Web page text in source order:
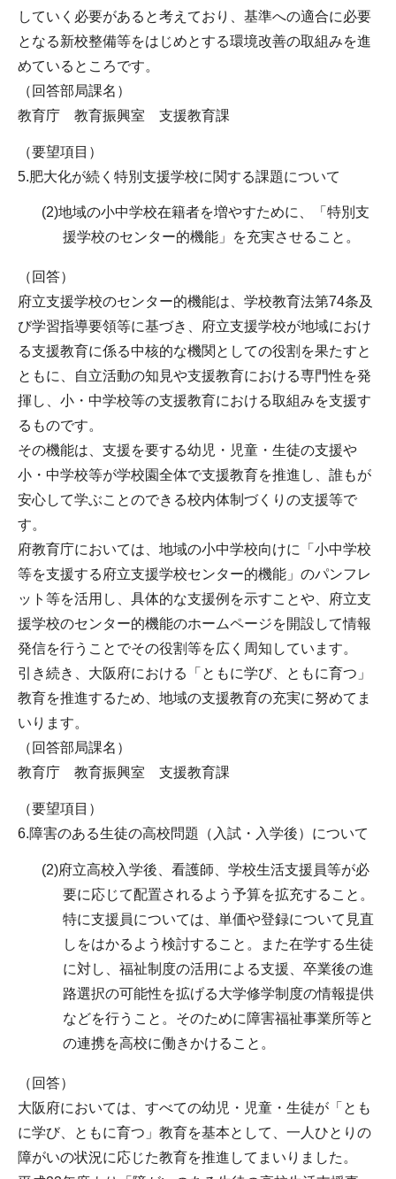
していく必要があると考えており、基準への適合に必要
となる新校整備等をはじめとする環境改善の取組みを進
めているところです。
（回答部局課名）
教育庁 教育振興室 支援教育課
（要望項目）
5.肥大化が続く特別支援学校に関する課題について
(2)地域の小中学校在籍者を増やすために、「特別支
援学校のセンター的機能」を充実させること。
（回答）
府立支援学校のセンター的機能は、学校教育法第74条及
び学習指導要領等に基づき、府立支援学校が地域におけ
る支援教育に係る中核的な機関としての役割を果たすと
ともに、自立活動の知見や支援教育における専門性を発
揮し、小・中学校等の支援教育における取組みを支援す
るものです。
その機能は、支援を要する幼児・児童・生徒の支援や
小・中学校等が学校園全体で支援教育を推進し、誰もが
安心して学ぶことのできる校内体制づくりの支援等で
す。
府教育庁においては、地域の小中学校向けに「小中学校
等を支援する府立支援学校センター的機能」のパンフレ
ット等を活用し、具体的な支援例を示すことや、府立支
援学校のセンター的機能のホームページを開設して情報
発信を行うことでその役割等を広く周知しています。
引き続き、大阪府における「ともに学び、ともに育つ」
教育を推進するため、地域の支援教育の充実に努めてま
いります。
（回答部局課名）
教育庁 教育振興室 支援教育課
（要望項目）
6.障害のある生徒の高校問題（入試・入学後）について
(2)府立高校入学後、看護師、学校生活支援員等が必
要に応じて配置されるよう予算を拡充すること。
特に支援員については、単価や登録について見直
しをはかるよう検討すること。また在学する生徒
に対し、福祉制度の活用による支援、卒業後の進
路選択の可能性を拡げる大学修学制度の情報提供
などを行うこと。そのために障害福祉事業所等と
の連携を高校に働きかけること。
（回答）
大阪府においては、すべての幼児・児童・生徒が「とも
に学び、ともに育つ」教育を基本として、一人ひとりの
障がいの状況に応じた教育を推進してまいりました。